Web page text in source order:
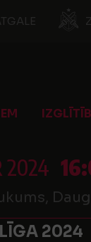
2024
2024